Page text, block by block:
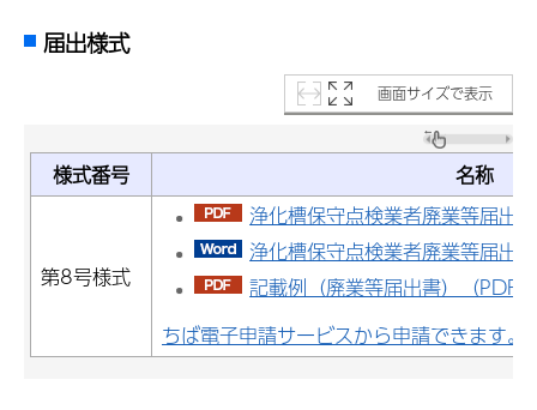
届出様式
画面サイズで表示
様式番号 名称
第8号様式
浄化槽保守点検業者廃業等届出
浄化槽保守点検業者廃業等届出
記載例（廃業等届出書）（PDF
ちば電子申請サービスから申請できます。